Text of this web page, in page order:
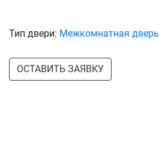
Тип двери: Межкомнатная дверь
ОСТАВИТЬ ЗАЯВКУ